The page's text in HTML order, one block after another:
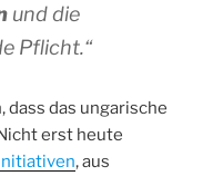
und die
Pflicht.“
das ungarische
erst heute
, aus